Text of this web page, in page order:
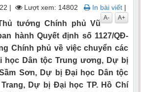
| Lượt xem: 14802 In bài viết |
A+
A-
tướng Chính phủ Vũ
hành Quyết định số 1127/QĐ-
Chính phủ về việc chuyển các
học Dân tộc Trung ương, Dự bị
Sơn, Dự bị Đại học Dân tộc
Dự bị Đại học TP. Hồ Chí